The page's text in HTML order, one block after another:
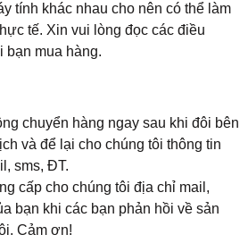
tính khác nhau cho nên có thể làm
tế. Xin vui lòng đọc các điều
bạn mua hàng.
chuyển hàng ngay sau khi đôi bên
và để lại cho chúng tôi thông tin
sms, ĐT.
cấp cho chúng tôi địa chỉ mail,
bạn khi các bạn phản hồi về sản
Cảm ơn!